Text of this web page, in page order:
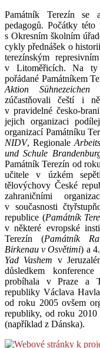
Památník Terezín se
pedagogů. Počátky
s Okresním školním
cykly přednášek o
terezínským
v Litoměřicích. Na ty
pořádané Památníkem
Aktion
zúčastňovali čeští i
v pravidelné česko-
jejich organizaci
organizací Památníku
NIDV, Regionale
und Schule
Památník Terezín od
učitele v úzkém
tělovýchovy České
zahraničními
v současnosti
republice (Památník
v některé evropské
Terezín (Památník
Birkenau v Osvětimi) a
Yad Vashem v
důsledkem
probíhala v Praze a
republiky Václava
od roku 2005 ovšem
republiky, od roku 2010
(například z Dánska).